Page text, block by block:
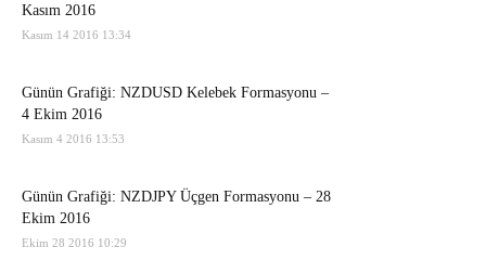
Kasım 2016
Kasım 14 2016 13:34
Günün Grafiği: NZDUSD Kelebek Formasyonu –
4 Ekim 2016
Kasım 4 2016 13:53
Günün Grafiği: NZDJPY Üçgen Formasyonu – 28
Ekim 2016
Ekim 28 2016 10:29